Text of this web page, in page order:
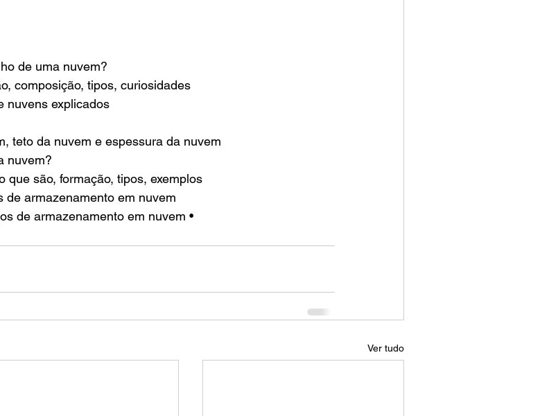
de uma nuvem?
composição, tipos, curiosidades
nuvens explicados
teto da nuvem e espessura da nuvem
nuvem?
que são, formação, tipos, exemplos
de armazenamento em nuvem
de armazenamento em nuvem •
Ver tudo